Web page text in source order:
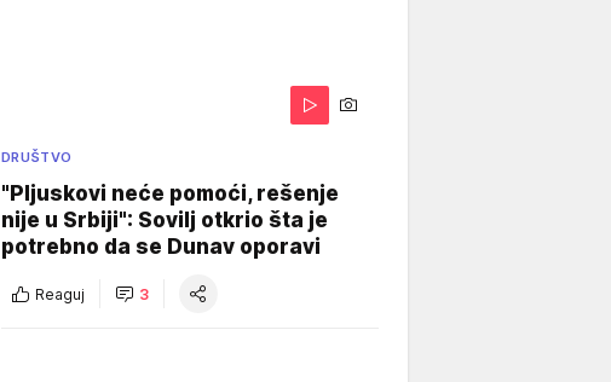
DRUŠTVO
"Pljuskovi neće pomoći, rešenje
nije u Srbiji": Sovilj otkrio šta je
potrebno da se Dunav oporavi
Reaguj 3